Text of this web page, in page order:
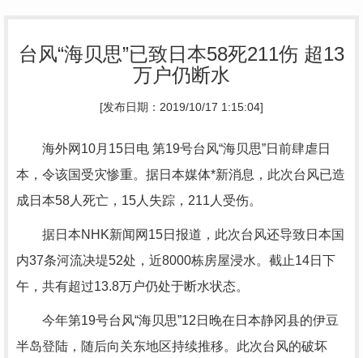
台风“海贝思”已致日本58死211伤 超13
万户仍断水
[发布日期：2019/10/17 1:15:04]
海外网10月15日电 第19号台风“海贝思”日前肆虐日
本，令该国受灾惨重。据日本媒体*新消息，此次台风已造
成日本58人死亡，15人失踪，211人受伤。
据日本NHK新闻网15日报道，此次台风还导致日本国
内37条河流决堤52处，近8000栋房屋浸水。截止14日下
午，共有超过13.8万户仍处于断水状态。
今年第19号台风“海贝思”12日晚在日本静冈县的伊豆
半岛登陆，随后向关东地区持续推移。此次台风的破坏